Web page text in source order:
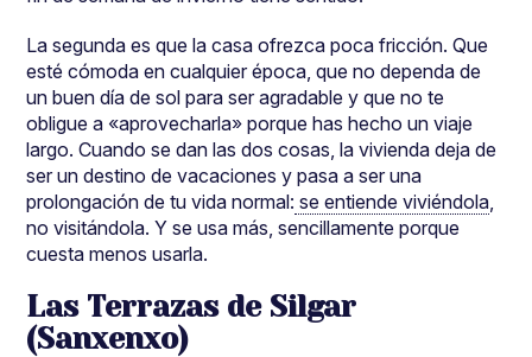
La segunda es que la casa ofrezca poca fricción. Que
esté cómoda en cualquier época, que no dependa de
un buen día de sol para ser agradable y que no te
obligue a «aprovecharla» porque has hecho un viaje
largo. Cuando se dan las dos cosas, la vivienda deja de
ser un destino de vacaciones y pasa a ser una
prolongación de tu vida normal: se entiende viviéndola
no visitándola. Y se usa más, sencillamente porque
cuesta menos usarla.
Las Terrazas de Silgar
(Sanxenxo)